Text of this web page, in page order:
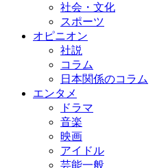
社会・文化
スポーツ
オピニオン
社説
コラム
日本関係のコラム
エンタメ
ドラマ
音楽
映画
アイドル
芸能一般